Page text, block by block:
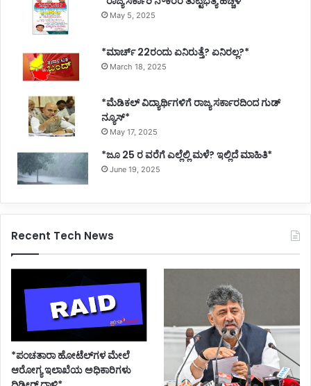
May 5, 2025
*ಮಾರ್ಚ್ 22ರಂದು ಏನಿರುತ್ತೆ? ಏನಿರಲ್ಲ?*
March 18, 2025
*ಮೆಡಿಕಲ್ ವಿದ್ಯಾರ್ಥಿಗಳಿಗೆ ರಾಜ್ಯ ಸರ್ಕಾರದಿಂದ ಗುಡ್
ನ್ಯೂಸ್*
May 17, 2025
*ಜೂ 25 ರ ವರೆಗೆ ಎಲ್ಲೆಲ್ಲಿ ಮಳೆ? ಇಲ್ಲಿದೆ ಮಾಹಿತಿ*
June 19, 2025
Recent Tech News
*ಪಂಚತಾರಾ ಹೋಟೆಲ್‌ಗಳ ಮೇಲೆ
ಆರೋಗ್ಯ ಇಲಾಖೆಯ ಅಧಿಕಾರಿಗಳು